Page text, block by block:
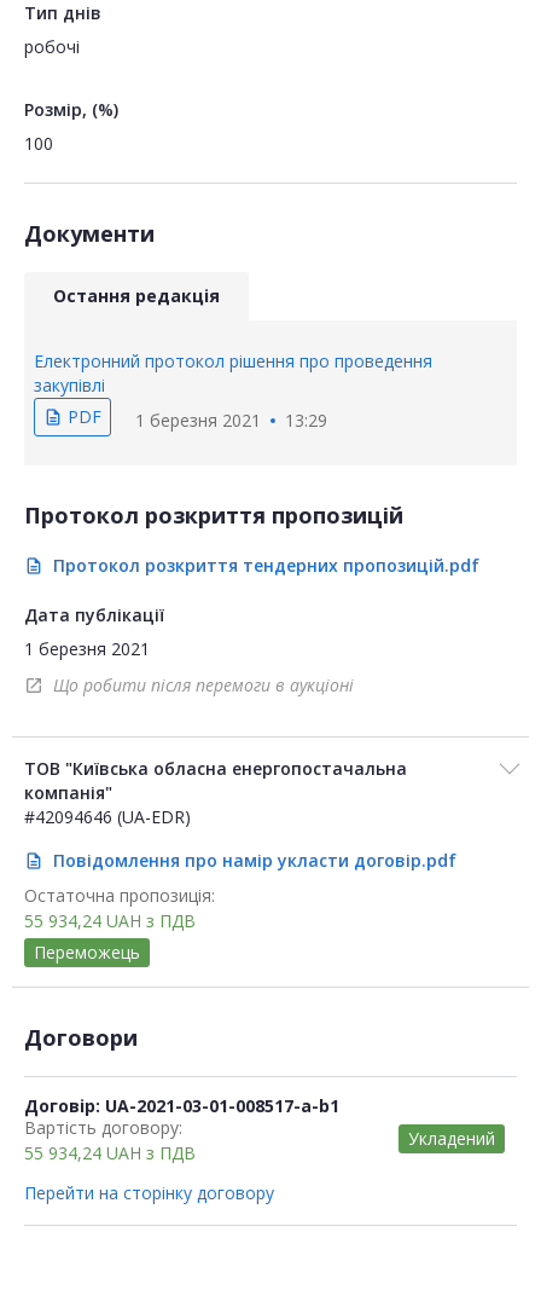
Тип днів
робочі
Розмір, (%)
100
Документи
Остання редакція
Електронний протокол рішення про проведення
закупівлі
description PDF 1 березня 2021 13:29
Протокол розкриття пропозицій
description Протокол розкриття тендерних пропозицій.pdf
Дата публікації
1 березня 2021
open_in_new Що робити після перемоги в аукціоні
ТОВ "Київська обласна енергопостачальна
компанія"
#42094646 (UA-EDR)
description
Повідомлення про намір укласти договір.pdf
Остаточна пропозиція:
55 934,24 UAH з ПДВ
Переможець
Договори
Договір: UA-2021-03-01-008517-a-b1
Вартість договору:
55 934,24 UAH з ПДВ
Укладений
Перейти на сторінку договору